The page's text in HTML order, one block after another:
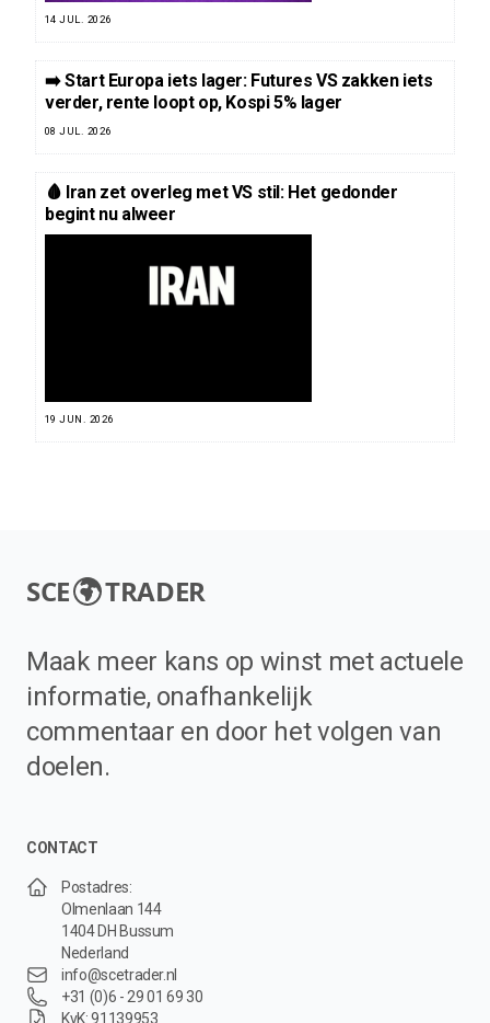
14 JUL. 2026
➡️ Start Europa iets lager: Futures VS zakken iets
verder, rente loopt op, Kospi 5% lager
08 JUL. 2026
🩸 Iran zet overleg met VS stil: Het gedonder
begint nu alweer
19 JUN. 2026
SCE TRADER
Maak meer kans op winst met actuele
informatie, onafhankelijk
commentaar en door het volgen van
doelen.
CONTACT
Postadres:
Olmenlaan 144
1404 DH Bussum
Nederland
info@scetrader.nl
+31 (0)6 - 29 01 69 30
KvK: 91139953